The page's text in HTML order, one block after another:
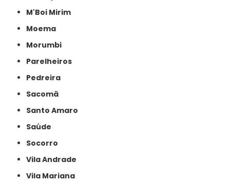
M'Boi Mirim
Moema
Morumbi
Parelheiros
Pedreira
Sacomã
Santo Amaro
Saúde
Socorro
Vila Andrade
Vila Mariana